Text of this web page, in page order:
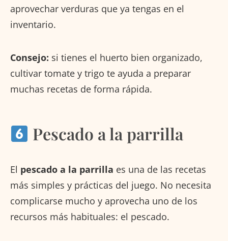
aprovechar verduras que ya tengas en el
inventario.
Consejo: si tienes el huerto bien organizado,
cultivar tomate y trigo te ayuda a preparar
muchas recetas de forma rápida.
Pescado a la parrilla
El pescado a la parrilla es una de las recetas
más simples y prácticas del juego. No necesita
complicarse mucho y aprovecha uno de los
recursos más habituales: el pescado.